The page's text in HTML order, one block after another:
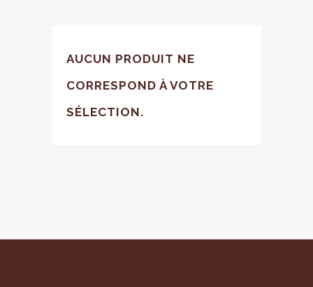
AUCUN PRODUIT NE
CORRESPOND À VOTRE
SÉLECTION.